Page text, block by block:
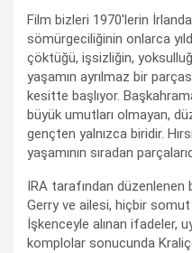
Film bizleri 1970'lerin
sömürgeciliğinin onlarca
çöktüğü, işsizliğin,
yaşamın ayrılmaz bir
kesitte başlıyor.
büyük umutları olmayan,
gençten yalnızca biridir.
yaşamının sıradan
IRA tarafından düzenlenen
Gerry ve ailesi, hiçbir somut
İşkenceyle alınan ifadeler,
komplolar sonucunda